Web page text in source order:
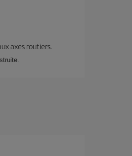
axes routiers.